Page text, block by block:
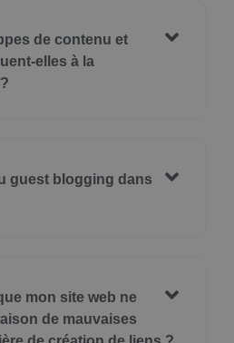
de contenu et
elles à la
guest blogging dans
mon site web ne
de mauvaises